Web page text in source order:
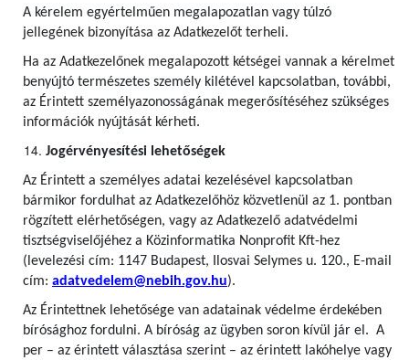
A kérelem egyértelműen megalapozatlan vagy túlzó
jellegének bizonyítása az Adatkezelőt terheli.
Ha az Adatkezelőnek megalapozott kétségei vannak a kérelmet
benyújtó természetes személy kilétével kapcsolatban, további,
az Érintett személyazonosságának megerősítéséhez szükséges
információk nyújtását kérheti.
Jogérvényesítési lehetőségek
Az Érintett a személyes adatai kezelésével kapcsolatban
bármikor fordulhat az Adatkezelőhöz közvetlenül az 1. pontban
rögzített elérhetőségen, vagy az Adatkezelő adatvédelmi
tisztségviselőjéhez a Közinformatika Nonprofit Kft-hez
(levelezési cím: 1147 Budapest, Ilosvai Selymes u. 120., E-mail
cím: adatvedelem@nebih.gov.hu).
Az Érintettnek lehetősége van adatainak védelme érdekében
bírósághoz fordulni. A bíróság az ügyben soron kívül jár el. A
per – az érintett választása szerint – az érintett lakóhelye vagy